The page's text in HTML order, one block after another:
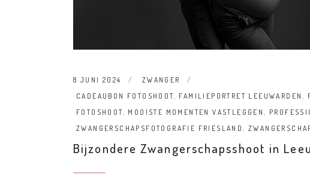
8 JUNI 2024
ZWANGER
CADEAUBON FOTOSHOOT, FAMILIEPORTRET LEEUWARDEN,
FOTOSHOOT, MOOISTE MOMENTEN VASTLEGGEN,
ZWANGERSCHAPSFOTOGRAFIE FRIESLAND,
Bijzondere Zwangerschapsshoot in